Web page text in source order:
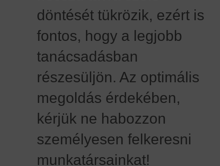
döntését tükrözik, ezért is
fontos, hogy a legjobb
tanácsadásban
részesüljön. Az optimális
megoldás érdekében,
kérjük ne habozzon
személyesen felkeresni
munkatársainkat!